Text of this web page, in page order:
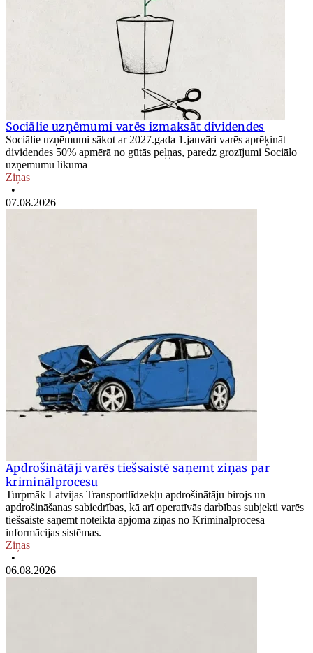
Sociālie uzņēmumi varēs izmaksāt dividendes
Sociālie uzņēmumi sākot ar 2027.gada 1.janvāri varēs aprēķināt
dividendes 50% apmērā no gūtās peļņas, paredz grozījumi Sociālo
uzņēmumu likumā
Ziņas
•
07.08.2026
Apdrošinātāji varēs tiešsaistē saņemt ziņas par
kriminālprocesu
Turpmāk Latvijas Transportlīdzekļu apdrošinātāju birojs un
apdrošināšanas sabiedrības, kā arī operatīvās darbības subjekti varēs
tiešsaistē saņemt noteikta apjoma ziņas no Kriminālprocesa
informācijas sistēmas.
Ziņas
•
06.08.2026